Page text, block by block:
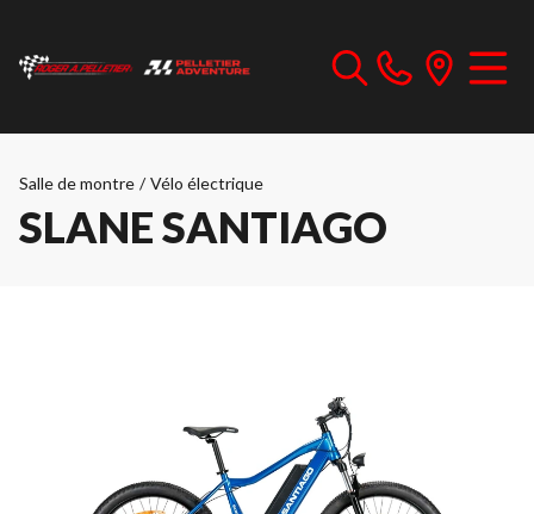
Salle de montre / Vélo électrique
SLANE SANTIAGO